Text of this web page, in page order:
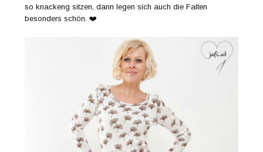
so knackeng sitzen, dann legen sich auch die Falten
besonders schön. ❤️